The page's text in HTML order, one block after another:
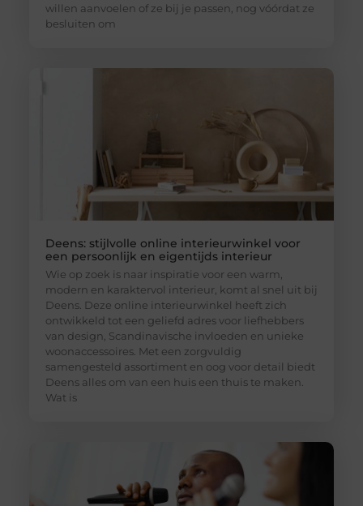
willen aanvoelen of ze bij je passen, nog vóórdat ze
besluiten om
Deens: stijlvolle online interieurwinkel voor
een persoonlijk en eigentijds interieur
Wie op zoek is naar inspiratie voor een warm,
modern en karaktervol interieur, komt al snel uit bij
Deens. Deze online interieurwinkel heeft zich
ontwikkeld tot een geliefd adres voor liefhebbers
van design, Scandinavische invloeden en unieke
woonaccessoires. Met een zorgvuldig
samengesteld assortiment en oog voor detail biedt
Deens alles om van een huis een thuis te maken.
Wat is